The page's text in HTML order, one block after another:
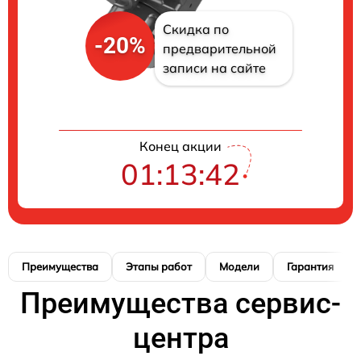
-20%
Скидка по
предварительной
записи на сайте
Конец акции
01:13:41
Преимущества Этапы работ Модели Гарантия
Преимущества сервис-
центра